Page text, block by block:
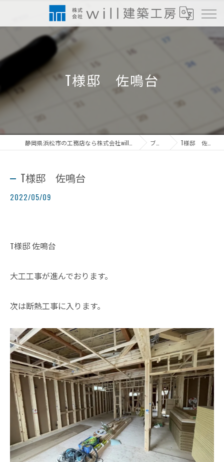
T様邸 佐鳴台
ブログ T様邸 佐鳴台
T様邸 佐鳴台
2022/05/09
T様邸 佐鳴台
大工工事が進んでおります。
次は断熱工事に入ります。